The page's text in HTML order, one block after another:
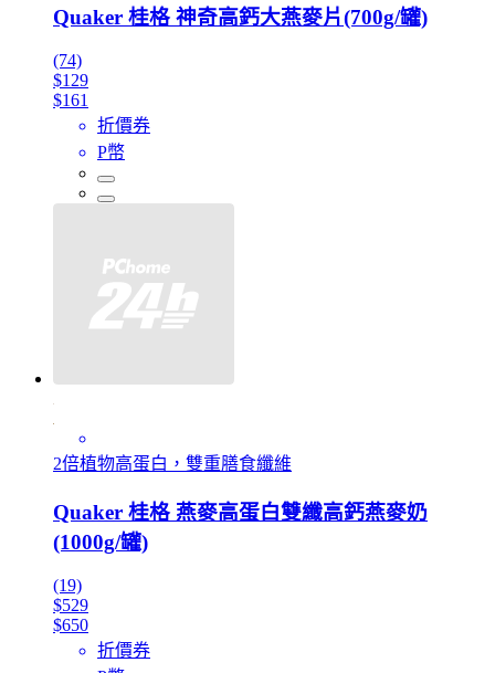
Quaker 桂格 神奇高鈣大燕麥片(700g/罐)
(74)
$129
$161
折價券
P幣
2倍植物高蛋白，雙重膳食纖維
Quaker 桂格 燕麥高蛋白雙纖高鈣燕麥奶
(1000g/罐)
(19)
$529
$650
折價券